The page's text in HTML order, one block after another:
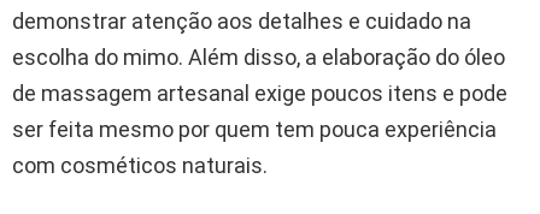
demonstrar atenção aos detalhes e cuidado na
escolha do mimo. Além disso, a elaboração do óleo
de massagem artesanal exige poucos itens e pode
ser feita mesmo por quem tem pouca experiência
com cosméticos naturais.